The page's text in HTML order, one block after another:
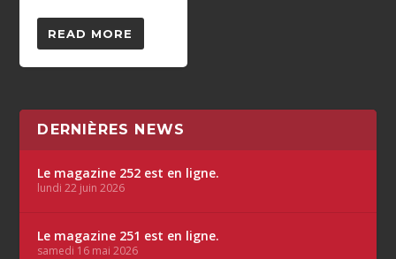
READ MORE
DERNIÈRES NEWS
Le magazine 252 est en ligne.
lundi 22 juin 2026
Le magazine 251 est en ligne.
samedi 16 mai 2026